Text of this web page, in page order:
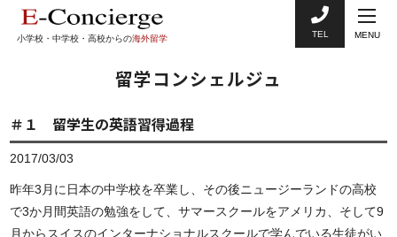
小学校・中学校・高校からの海外留学 TEL MENU
留学コンシェルジュ
＃１ 留学生の英語習得過程
2017/03/03
昨年3月に日本の中学校を卒業し、その後ニュージーランドの高校
で3か月間英語の勉強をして、サマースクールをアメリカ、そして9
月からスイスのインターナショナルスクールで学んでいる生徒がい